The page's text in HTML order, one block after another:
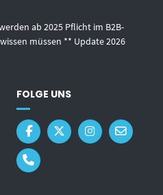
ab 2025 Pflicht im B2B-
müssen ** Update 2026
FOLGE UNS